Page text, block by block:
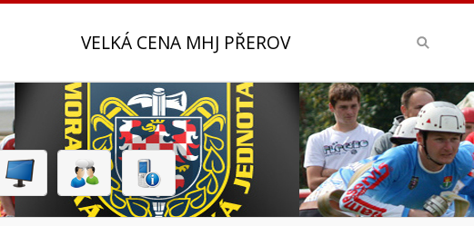
VELKÁ CENA MHJ PŘEROV